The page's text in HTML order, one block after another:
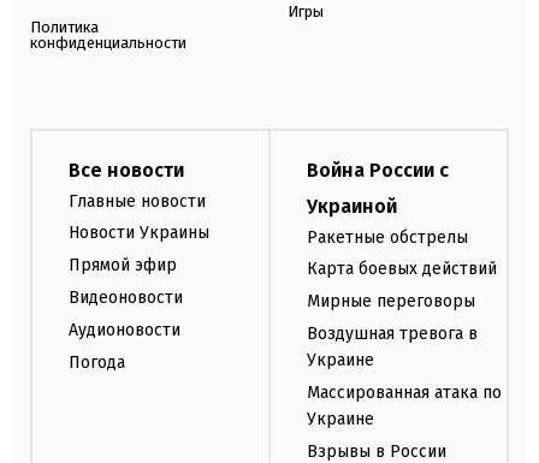
Политика
конфиденциальности
Игры
Все новости
Главные новости
Новости Украины
Прямой эфир
Видеоновости
Аудионовости
Погода
Война России с
Украиной
Ракетные обстрелы
Карта боевых действий
Мирные переговоры
Воздушная тревога в
Украине
Массированная атака по
Украине
Взрывы в России